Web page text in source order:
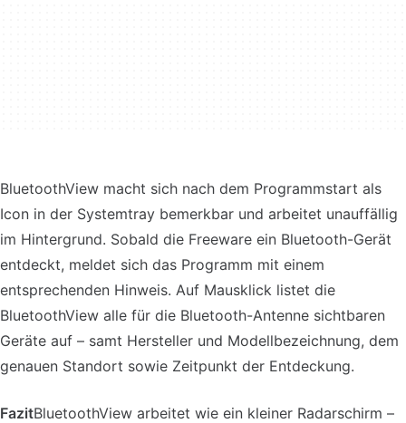
BluetoothView macht sich nach dem Programmstart als
Icon in der Systemtray bemerkbar und arbeitet unauffällig
im Hintergrund. Sobald die Freeware ein Bluetooth-Gerät
entdeckt, meldet sich das Programm mit einem
entsprechenden Hinweis. Auf Mausklick listet die
BluetoothView alle für die Bluetooth-Antenne sichtbaren
Geräte auf – samt Hersteller und Modellbezeichnung, dem
genauen Standort sowie Zeitpunkt der Entdeckung.
FazitBluetoothView arbeitet wie ein kleiner Radarschirm –